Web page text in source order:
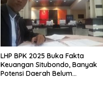
LHP BPK 2025 Buka Fakta
Keuangan Situbondo, Banyak
Potensi Daerah Belum